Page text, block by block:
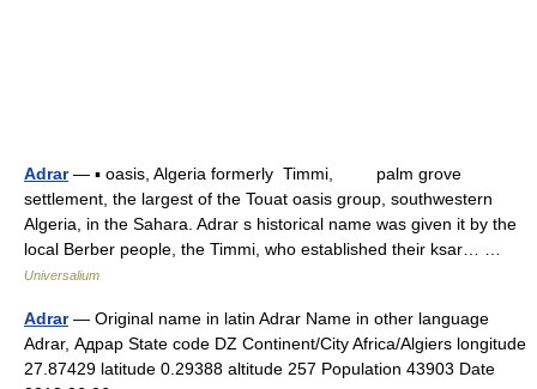
Adrar— ▪ oasis, Algeria formerly Timmi, palm grove
settlement, the largest of the Touat oasis group, southwestern
Algeria, in the Sahara. Adrar s historical name was given it by the
local Berber people, the Timmi, who established their ksar… …
Universalium
Adrar— Original name in latin Adrar Name in other language
Adrar, Адрар State code DZ Continent/City Africa/Algiers longitude
27.87429 latitude 0.29388 altitude 257 Population 43903 Date